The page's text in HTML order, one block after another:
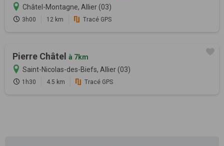
Châtel-Montagne, Allier (03)
3h00 12 km Tracé GPS
Pierre Châtel à 7km
Saint-Nicolas-des-Biefs, Allier (03)
1h30 4.5 km Tracé GPS